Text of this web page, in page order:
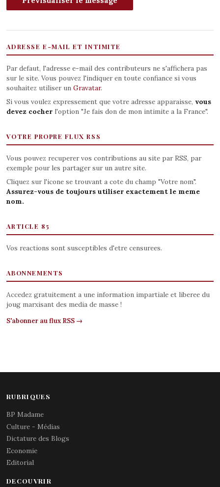
ADRESSE E-MAIL ET INTIMITE
Par defaut, l'adresse e-mail des contributeurs ne s'affichera pas
sur le site. Vous pouvez l'indiquer en toute confiance si vous
souhaitez utiliser un Gravatar.
Si vous voulez expressement que votre adresse apparaisse, vous
devez cocherl'option "Je fais don de mon intimite a la France".
VOTRE PROPRE FLUX RSS
Vous pouvez recuperer vos contributions au site par RSS, par
exemple pour les partager sur un autre site.
Cliquez sur l'icone se trouvant a cote du champ "Votre nom".
Assurez-vous de toujours utiliser exactement le meme
nom.
ARTICLE 85
Vos reactions sont susceptibles d'etre censurees.
ABONNEMENTS
Accedez gratuitement a une information impartiale et liberee du
joug marxisant des media de masse !
S'abonner au flux RSS →
RUBRIQUES
BP Madame
Culture - Médias
Dictature des Blogs
Economie
Editorial
DECOUVRIR